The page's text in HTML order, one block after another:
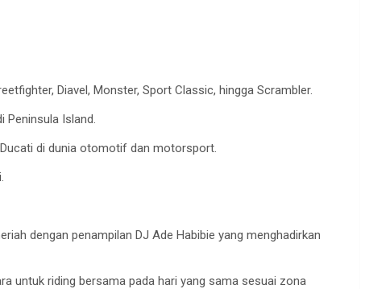
Diavel, Monster, Sport Classic, hingga Scrambler.
Peninsula Island.
di dunia otomotif dan motorsport.
dengan penampilan DJ Ade Habibie yang menghadirkan
untuk riding bersama pada hari yang sama sesuai zona